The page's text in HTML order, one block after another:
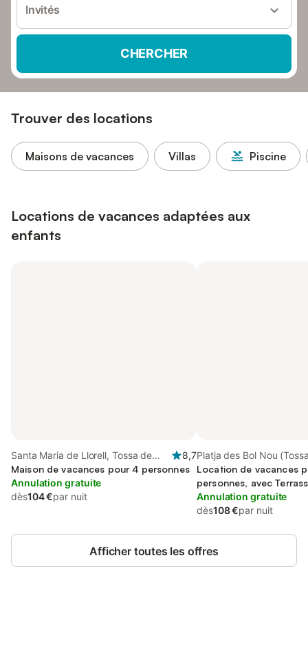
Invités
CHERCHER
Trouver des locations
Maisons de vacances Villas Piscine
Locations de vacances adaptées aux
enfants
Santa Maria de Llorell, Tossa de
Mar
8,7
Maison de vacances pour 4 personnes
Annulation gratuite
dès104 €par nuit
Platja des Bol Nou
Tossa de Mar
Location de vacances
personnes, avec
Annulation gratuite
dès108 €par nuit
Afficher toutes les offres